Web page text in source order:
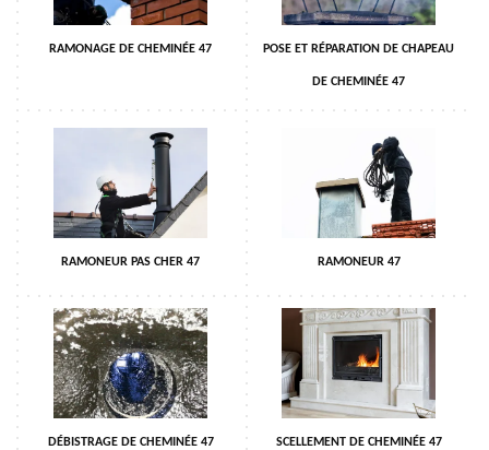
RAMONAGE DE CHEMINÉE 47 POSE ET RÉPARATION DE CHAPEAU
DE CHEMINÉE 47
RAMONEUR PAS CHER 47 RAMONEUR 47
DÉBISTRAGE DE CHEMINÉE 47 SCELLEMENT DE CHEMINÉE 47